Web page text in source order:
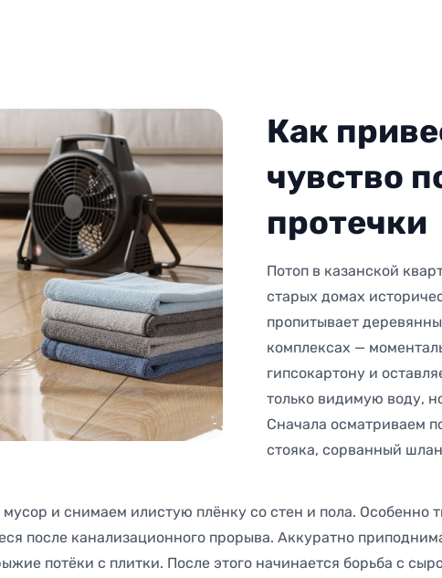
Как
чувство
протечки
Потоп в казанской
старых домах
пропитывает
комплексах —
гипсокартону и
только видимую воду,
Сначала осматриваем
стояка, сорванный
и снимаем илистую плёнку со стен и пола. Особенно
после канализационного прорыва. Аккуратно
потёки с плитки. После этого начинается борьба с